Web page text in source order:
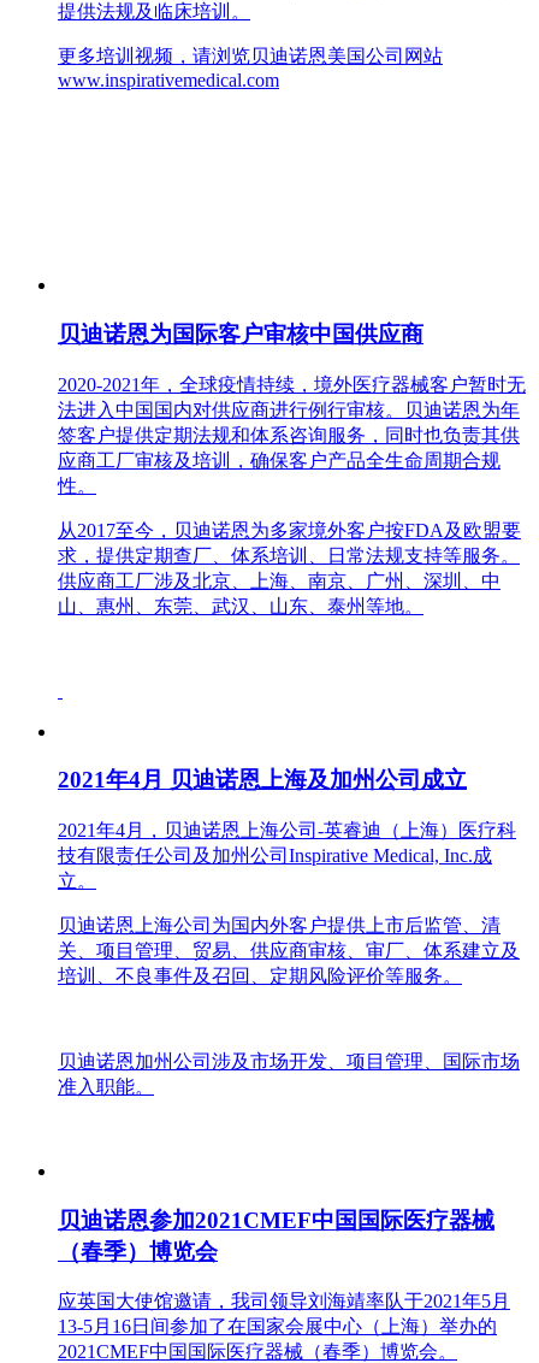
提供法规及临床培训。
更多培训视频，请浏览贝迪诺恩美国公司网站
www.inspirativemedical.com
贝迪诺恩为国际客户审核中国供应商
2020-2021年，全球疫情持续，境外医疗器械客户暂时无
法进入中国国内对供应商进行例行审核。贝迪诺恩为年
签客户提供定期法规和体系咨询服务，同时也负责其供
应商工厂审核及培训，确保客户产品全生命周期合规
性。
从2017至今，贝迪诺恩为多家境外客户按FDA及欧盟要
求，提供定期查厂、体系培训、日常法规支持等服务。
供应商工厂涉及北京、上海、南京、广州、深圳、中
山、惠州、东莞、武汉、山东、泰州等地。
2021年4月 贝迪诺恩上海及加州公司成立
2021年4月，贝迪诺恩上海公司-英睿迪（上海）医疗科
技有限责任公司及加州公司Inspirative Medical, Inc.成
立。
贝迪诺恩上海公司为国内外客户提供上市后监管、清
关、项目管理、贸易、供应商审核、审厂、体系建立及
培训、不良事件及召回、定期风险评价等服务。
贝迪诺恩加州公司涉及市场开发、项目管理、国际市场
准入职能。
贝迪诺恩参加2021CMEF中国国际医疗器械
（春季）博览会
应英国大使馆邀请，我司领导刘海靖率队于2021年5月
13-5月16日间参加了在国家会展中心（上海）举办的
2021CMEF中国国际医疗器械（春季）博览会。